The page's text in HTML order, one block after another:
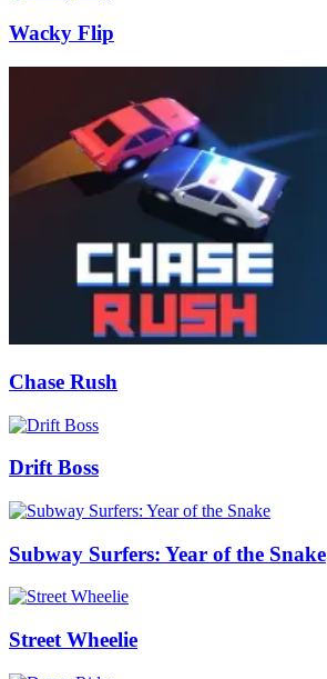
Wacky Flip
Chase Rush
Drift Boss
Subway Surfers: Year of the Snake
Street Wheelie